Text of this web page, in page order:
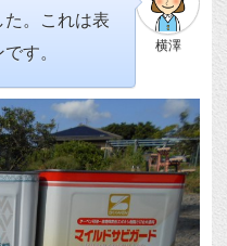
横澤
。これは表
す。